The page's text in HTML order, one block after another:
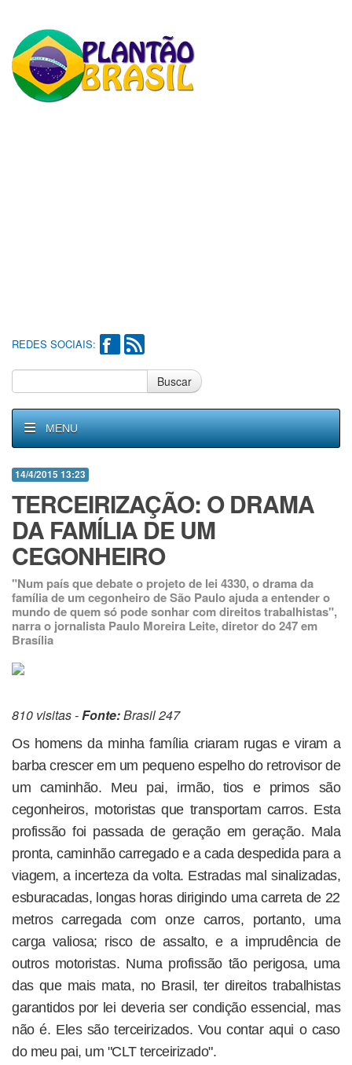
REDES SOCIAIS:
Buscar
MENU
14/4/2015 13:23
TERCEIRIZAÇÃO: O DRAMA
DA FAMÍLIA DE UM
CEGONHEIRO
"Num país que debate o projeto de lei 4330, o drama da
família de um cegonheiro de São Paulo ajuda a entender o
mundo de quem só pode sonhar com direitos trabalhistas",
narra o jornalista Paulo Moreira Leite, diretor do 247 em
Brasília
810 visitas -Fonte:Brasil 247
Os homens da minha família criaram rugas e viram a
barba crescer em um pequeno espelho do retrovisor de
um caminhão. Meu pai, irmão, tios e primos são
cegonheiros, motoristas que transportam carros. Esta
profissão foi passada de geração em geração. Mala
pronta, caminhão carregado e a cada despedida para a
viagem, a incerteza da volta. Estradas mal sinalizadas,
esburacadas, longas horas dirigindo uma carreta de 22
metros carregada com onze carros, portanto, uma
carga valiosa; risco de assalto, e a imprudência de
outros motoristas. Numa profissão tão perigosa, uma
das que mais mata, no Brasil, ter direitos trabalhistas
garantidos por lei deveria ser condição essencial, mas
não é. Eles são terceirizados. Vou contar aqui o caso
do meu pai, um "CLT terceirizado".